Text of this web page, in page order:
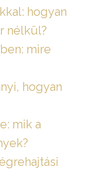
hogyan
nélkül?
mire
hogyan
mik a